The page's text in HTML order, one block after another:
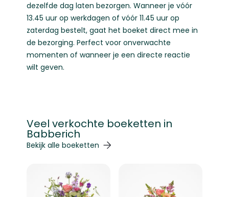
dezelfde dag laten bezorgen. Wanneer je vóór
13.45 uur op werkdagen of vóór 11.45 uur op
zaterdag bestelt, gaat het boeket direct mee in
de bezorging. Perfect voor onverwachte
momenten of wanneer je een directe reactie
wilt geven.
Veel verkochte boeketten in
Babberich
Navigeren door de elementen van de carrousel is
Druk om carrousel over te slaan
Bekijk alle boeketten